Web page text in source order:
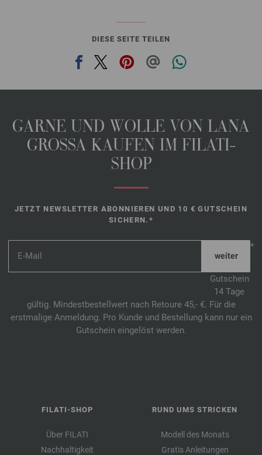
DIESE SEITE TEILEN
GARNE UND WOLLE VON LANA
GROSSA KAUFEN IM FILATI-
SHOP
JETZT NEWSLETTER ABONNIEREN UND 10 € GUTSCHEIN
SICHERN.*
*
Gutschein
14 Tage
gültig. Mindestbestellwert nach Retoure 45,- €. Für die
erstmalige Anmeldung. Pro Kunde und Bestellung kann nur ein
Gutschein eingelöst werden.
FILATI-SHOP
Über FILATI
Nachhaltigkeit
RUND UMS STRICKEN
Modell des Monats
Gratis Anleitungen